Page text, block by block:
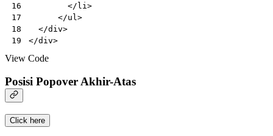
16
17
18
19
</li >
</ul >
</div>
</div>
View Code
Posisi Popover Akhir-Atas
Click here